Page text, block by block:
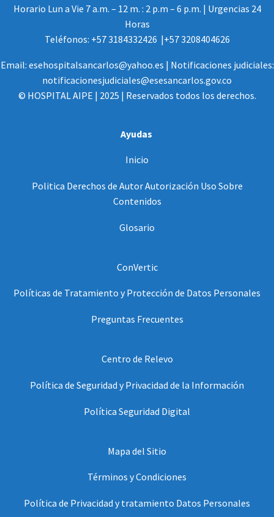
Horario Lun a Vie 7 a.m. – 12 m. : 2 p.m – 6 p.m. | Urgencias 24
Horas
Teléfonos: +57 3184332426 |+57 3208404626
Email: esehospitalsancarlos@yahoo.es | Notificaciones judiciales:
notificacionesjudiciales@esesancarlos.gov.co
© HOSPITAL AIPE | 2025 | Reservados todos los derechos.
Ayudas
Inicio
Politica Derechos de Autor Autorización Uso Sobre
Contenidos
Glosario
ConVertic
Políticas de Tratamiento y Protección de Datos Personales
Preguntas Frecuentes
Centro de Relevo
Política de Seguridad y Privacidad de la Información
Política Seguridad Digital
Mapa del Sitio
Términos y Condiciones
Política de Privacidad y tratamiento Datos Personales